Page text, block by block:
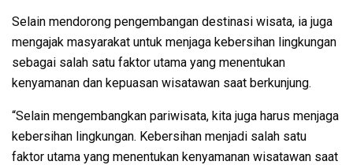
Selain mendorong pengembangan destinasi wisata, ia juga
mengajak masyarakat untuk menjaga kebersihan lingkungan
sebagai salah satu faktor utama yang menentukan
kenyamanan dan kepuasan wisatawan saat berkunjung.
“Selain mengembangkan pariwisata, kita juga harus menjaga
kebersihan lingkungan. Kebersihan menjadi salah satu
faktor utama yang menentukan kenyamanan wisatawan saat